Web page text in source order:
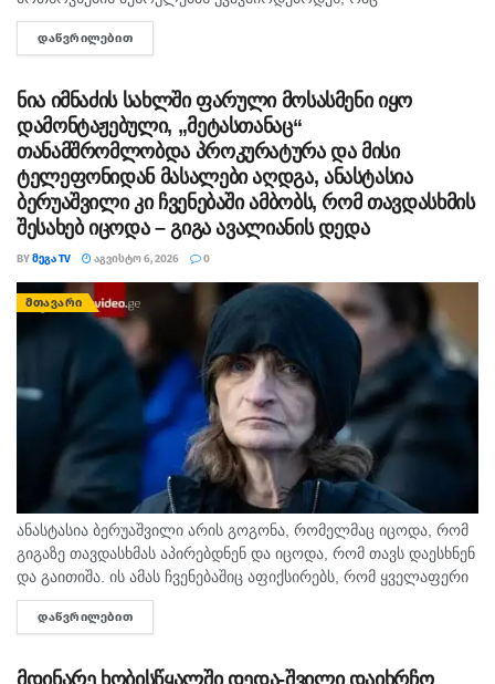
ხელისუფლებისთვის ძნელად ასახსნელია საზოგადოებისთვის.
ვფიქრობ, ეს მოთხოვნები უფრო ოკუპირებულ რეგიონებს უნდა
ᲓᲐᲬᲕᲠᲘᲚᲔᲑᲘᲗ
ნია იმნაძის სახლში ფარული მოსასმენი იყო
დამონტაჟებული, „მეტასთანაც“
თანამშრომლობდა პროკურატურა და მისი
ტელეფონიდან მასალები აღდგა, ანასტასია
ბერუაშვილი კი ჩვენებაში ამბობს, რომ თავდასხმის
შესახებ იცოდა – გიგა ავალიანის დედა
BYᲛᲔᲒᲐ TV ᲐᲒᲕᲘᲡᲢᲝ 6, 2026 0
ᲛᲗᲐᲕᲐᲠᲘ
ანასტასია ბერუაშვილი არის გოგონა, რომელმაც იცოდა, რომ
გიგაზე თავდასხმას აპირებდნენ და იცოდა, რომ თავს დაესხნენ
და გაითიშა. ის ამას ჩვენებაშიც აფიქსირებს, რომ ყველაფერი
იცოდა, - ამის შესახებ მოკლული მასწავლებლის, გიგა
ავალიანის...
ᲓᲐᲬᲕᲠᲘᲚᲔᲑᲘᲗ